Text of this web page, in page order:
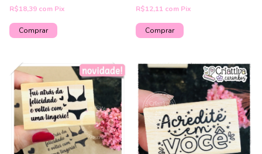
R$18,39 com Pix R$12,11 com Pix